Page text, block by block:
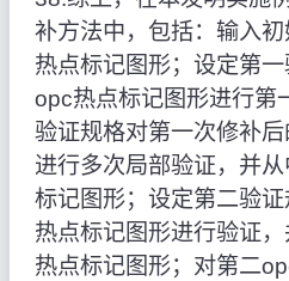
补方法中，包括：输入
热点标记图形；设定第
opc热点标记图形进行第
验证规格对第一次修补
进行多次局部验证，并
标记图形；设定第二验
热点标记图形进行验证
热点标记图形；对第二